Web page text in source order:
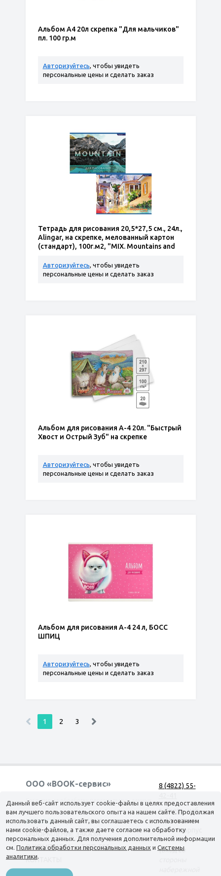
Альбом А4 20л скрепка "Для мальчиков"
пл. 100 гр.м
Авторизуйтесь, чтобы увидеть
персональные цены и сделать заказ
Тетрадь для рисования 20,5*27,5 см., 24л.,
Alingar, на скрепке, мелованный картон
(стандарт), 100г.м2, "MIX. Mountains and
Авторизуйтесь, чтобы увидеть
персональные цены и сделать заказ
Альбом для рисования А-4 20л. "Быстрый
Хвост и Острый Зуб" на скрепке
Авторизуйтесь, чтобы увидеть
персональные цены и сделать заказ
Альбом для рисования А-4 24 л, БОСС
ШПИЦ
Авторизуйтесь, чтобы увидеть
персональные цены и сделать заказ
1 2 3
ООО «ВООК-сервис»
Согласие на обработку персональных данных
КАТАЛОГ
ДОСТАВКА
ОФОРМЛЕНИЕ ЗАКАЗА
О КОМПАНИИ
ТОП-500
КОНТАКТЫ
8 (4822) 55-
г. Тверь, наб.
А. Никитина,
д. 144 корпус
1
(вход со
Данный веб-сайт использует cookie-файлы в целях предоставления
вам лучшего пользовательского опыта на нашем сайте. Продолжая
использовать данный сайт, вы соглашаетесь с использованием
нами cookie-файлов, а также даете согласие на обработку
персональных данных. Для получения дополнительной информации
см. Политика обработки персональных данных и Системы
аналитики